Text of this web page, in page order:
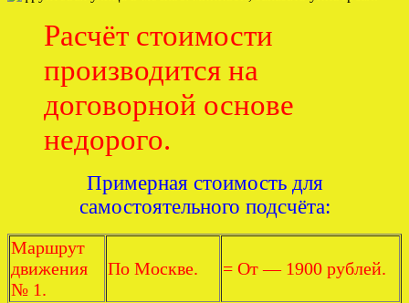
Расчёт стоимости
производится на
договорной основе
недорого.
Примерная стоимость для
самостоятельного подсчёта:
Маршрут
движения
№ 1.
По Москве. = От — 1900 рублей.